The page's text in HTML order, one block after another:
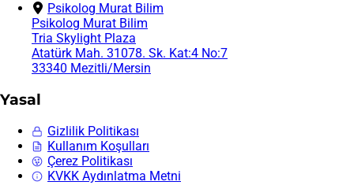
Psikolog Murat Bilim
Psikolog Murat Bilim
Tria Skylight Plaza
Atatürk Mah. 31078. Sk. Kat:4 No:7
33340 Mezitli/Mersin
Yasal
Gizlilik Politikası
Kullanım Koşulları
Çerez Politikası
KVKK Aydınlatma Metni